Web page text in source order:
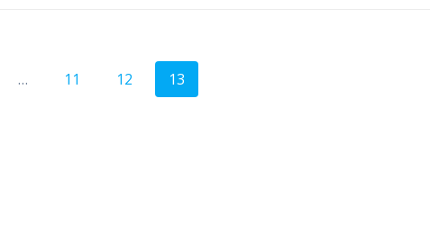
… 11 12 13